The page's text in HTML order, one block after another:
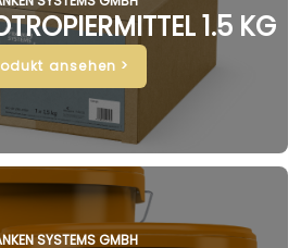
1.5 KG
ansehen >
SYSTEMS GMBH